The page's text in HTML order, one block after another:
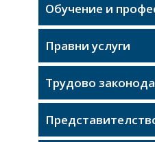
Обучение и
Правни услуги
Трудово